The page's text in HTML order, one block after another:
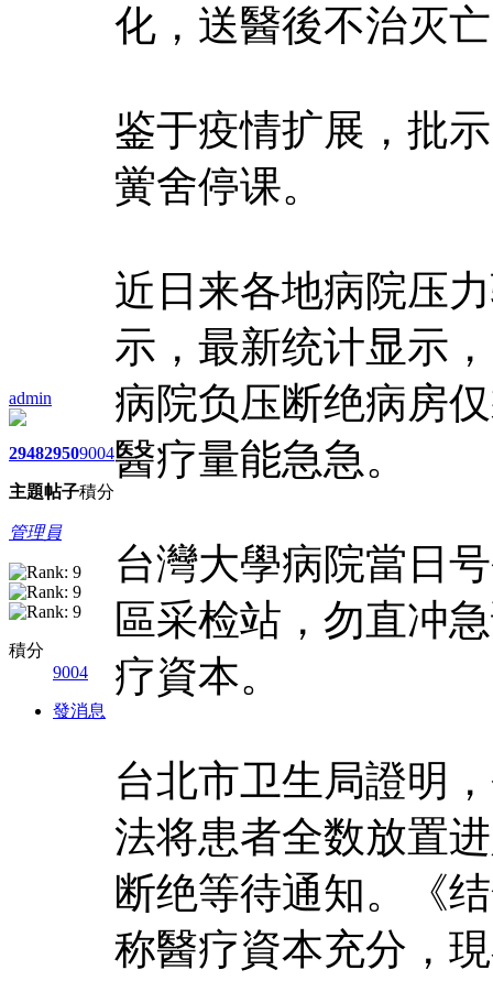
admin
2948
主題
2950
帖子
9004
積分
管理員
積分
9004
發消息
化，送醫後不治灭
鉴于疫情扩展，批
黉舍停课。
近日来各地病院压
示，最新统计显示
病院负压断绝病房
醫疗量能急急。
台灣大學病院當日
區采检站，勿直冲
疗資本。
台北市卫生局證明
法将患者全数放置
断绝等待通知。《
称醫疗資本充分，